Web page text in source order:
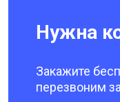
Нужна
Закажите
перезвоним